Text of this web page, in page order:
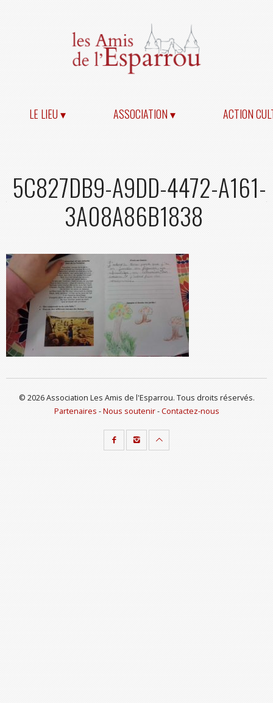
LE LIEU ▾ ASSOCIATION ▾ ACTION
5C827DB9-A9DD-4472-A161-
3A08A86B1838
© 2026 Association Les Amis de l'Esparrou. Tous droits réservés.
Partenaires -Nous soutenir-Contactez-nous